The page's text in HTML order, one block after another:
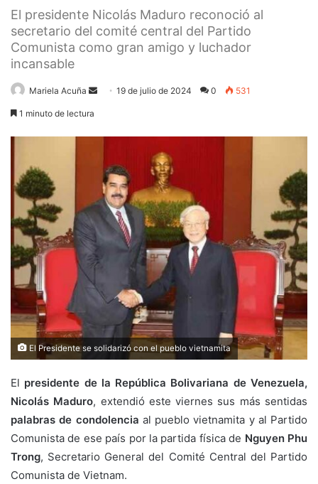
El presidente Nicolás Maduro reconoció al
secretario del comité central del Partido
Comunista como gran amigo y luchador
incansable
Mariela Acuña
Send19 de julio de 2024 0 531
1 minuto de lectura
El Presidente se solidarizó con el pueblo vietnamita
El presidente de la República Bolivariana de Venezuela,
Nicolás Maduro, extendió este viernes sus más sentidas
palabras de condolencia al pueblo vietnamita y al Partido
Comunista de ese país por la partida física de Nguyen Phu
Trong, Secretario General del Comité Central del Partido
Comunista de Vietnam.